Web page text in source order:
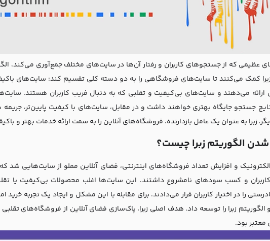
عظیمی که از جستجوهای کاربران و رفتار آن‌ها در سایت‌های مختلف جمع‌آوری می‌کند،
کمک می‌کنند تا سایت‌های فروشگاهی را به دو دسته کلی تقسیم کند: سایت‌های
ارائه می‌دهند و سایت‌های بی‌کیفیت و تقلبی که به دنبال فریب کاربران هستند.
جستجو جایگاه بهتری خواهند داشت و در مقابل، سایت‌های با کیفیت پایین‌تر،
زبرا به عنوان یک عامل بازدارنده، فروشگاه‌های آنلاین را به سمت ارائه خدمات بهتر و
الگوریتم زبرا چیست؟
و افزایش تعداد فروشگاه‌های اینترنتی، فضای آنلاین مملو از سایت‌هایی شد
و کسب سودهای نامشروع داشتند. این سایت‌ها اغلب محصولات بی‌کیفیت یا
را در اختیار کاربران قرار می‌دادند. برای مقابله با این مشکل و ایجاد یک تجربه خرید
زبرا را توسعه داد. هدف اصلی زبرا، پاک‌سازی فضای آنلاین از فروشگاه‌های
بود.